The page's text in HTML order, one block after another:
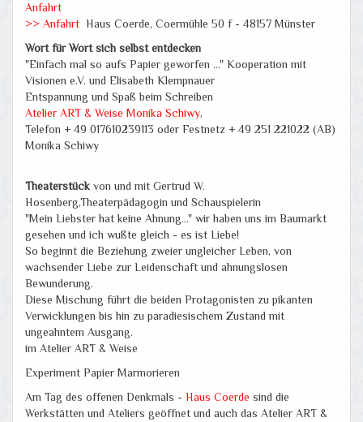
Anfahrt
>> Anfahrt Haus Coerde, Coermühle 50 f - 48157 Münster
Wort für Wort sich selbst entdecken
"Einfach mal so aufs Papier geworfen ..." Kooperation mit
Visionen e.V. und Elisabeth Klempnauer
Entspannung und Spaß beim Schreiben
Atelier ART & Weise Monika Schiwy,
Telefon + 49 017610239113 oder Festnetz + 49 251 221022 (AB)
Monika Schiwy
Theaterstück von und mit Gertrud W.
Hosenberg,Theaterpädagogin und Schauspielerin
"Mein Liebster hat keine Ahnung..." wir haben uns im Baumarkt
gesehen und ich wußte gleich - es ist Liebe!
So beginnt die Beziehung zweier ungleicher Leben, von
wachsender Liebe zur Leidenschaft und ahnungslosen
Bewunderung.
Diese Mischung führt die beiden Protagonisten zu pikanten
Verwicklungen bis hin zu paradiesischem Zustand mit
ungeahntem Ausgang.
im Atelier ART & Weise
Experiment Papier Marmorieren
Am Tag des offenen Denkmals - Haus Coerde sind die
Werkstätten und Ateliers geöffnet und auch das Atelier ART &